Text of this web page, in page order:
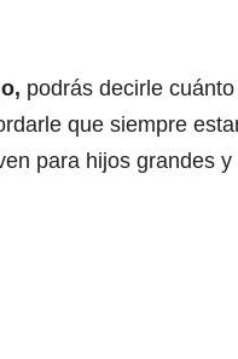
podrás decirle
que siempre
para hijos grandes y